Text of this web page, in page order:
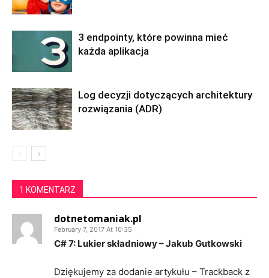
3 endpointy, które powinna mieć
każda aplikacja
Log decyzji dotyczących architektury
rozwiązania (ADR)
1 KOMENTARZ
dotnetomaniak.pl
February 7, 2017 At 10:35
C# 7: Lukier składniowy – Jakub Gutkowski
Dziękujemy za dodanie artykułu – Trackback z